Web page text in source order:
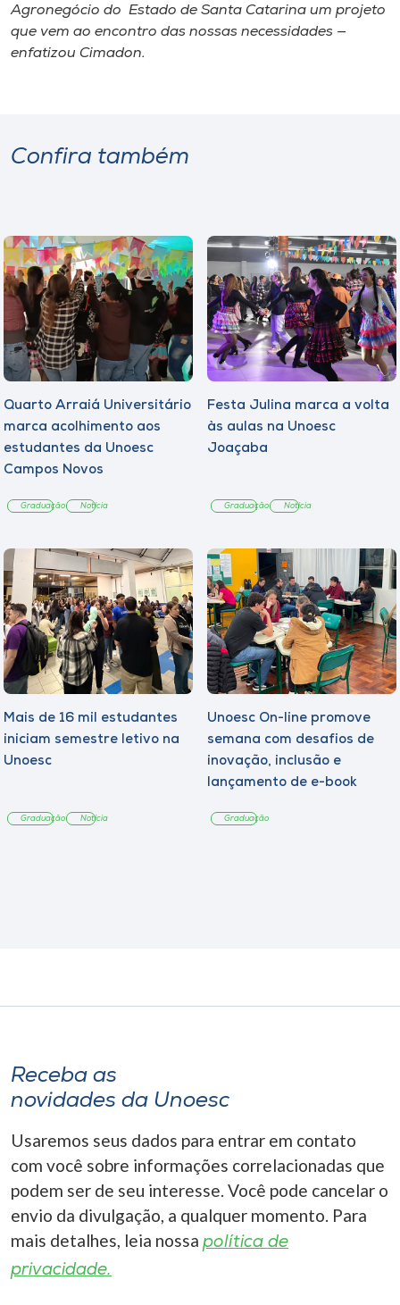
Agronegócio do Estado de Santa Catarina um projeto
que vem ao encontro das nossas necessidades —
enfatizou Cimadon.
Confira também
Quarto Arraiá Universitário
marca acolhimento aos
estudantes da Unoesc
Campos Novos
Graduação Notícia
Festa Julina marca a volta
às aulas na Unoesc
Joaçaba
Graduação Notícia
Mais de 16 mil estudantes
iniciam semestre letivo na
Unoesc
Graduação Notícia
Unoesc On-line promove
semana com desafios de
inovação, inclusão e
lançamento de e-book
Graduação
Receba as
novidades da Unoesc
Usaremos seus dados para entrar em contato
com você sobre informações correlacionadas que
podem ser de seu interesse. Você pode cancelar o
envio da divulgação, a qualquer momento. Para
mais detalhes, leia nossa política de
privacidade.